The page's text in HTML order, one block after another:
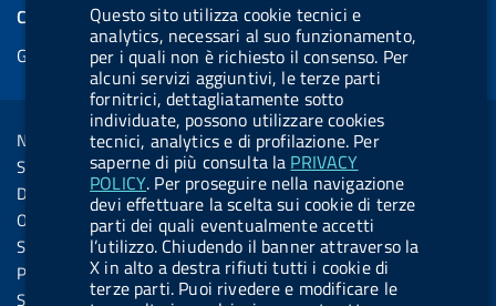
Questo sito utilizza cookie tecnici e
analytics, necessari al suo funzionamento,
per i quali non è richiesto il consenso. Per
alcuni servizi aggiuntivi, le terze parti
fornitrici, dettagliatamente sotto
individuate, possono utilizzare cookies
tecnici, analytics e di profilazione. Per
saperne di più consulta la PRIVACY
POLICY. Per proseguire nella navigazione
devi effettuare la scelta sui cookie di terze
parti dei quali eventualmente accetti
l’utilizzo. Chiudendo il banner attraverso la
X in alto a destra rifiuti tutti i cookie di
terze parti. Puoi rivedere e modificare le
l
.
b
u
t
t
o
n
.
i
s
k
y
u
b
e
l
.
b
u
t
t
o
n
.
s
COOKIES
Gestione cookie
Sezione Link Utili
Note legali
Social Media Policy
Dichiarazione di accessibilità
Obiettivi di accessibilità
Statistiche sito
Privacy
Servizi Online